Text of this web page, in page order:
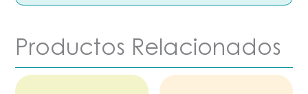
Productos Relacionados